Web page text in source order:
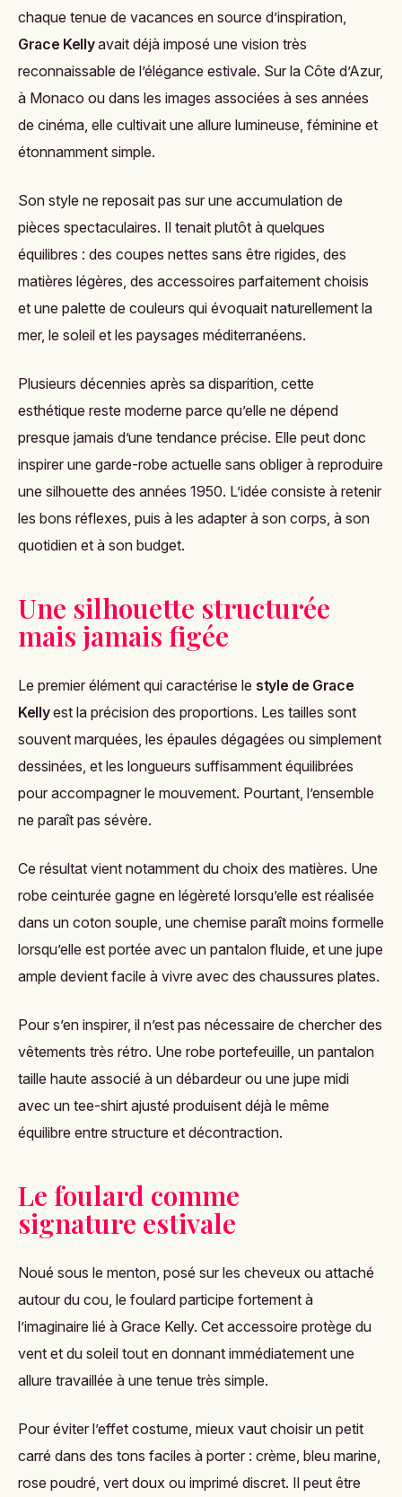
chaque tenue de vacances en source d’inspiration,
Grace Kellyavait déjà imposé une vision très
reconnaissable de l’élégance estivale. Sur la Côte d’Azur,
à Monaco ou dans les images associées à ses années
de cinéma, elle cultivait une allure lumineuse, féminine et
étonnamment simple.
Son style ne reposait pas sur une accumulation de
pièces spectaculaires. Il tenait plutôt à quelques
équilibres : des coupes nettes sans être rigides, des
matières légères, des accessoires parfaitement choisis
et une palette de couleurs qui évoquait naturellement la
mer, le soleil et les paysages méditerranéens.
Plusieurs décennies après sa disparition, cette
esthétique reste moderne parce qu’elle ne dépend
presque jamais d’une tendance précise. Elle peut donc
inspirer une garde-robe actuelle sans obliger à reproduire
une silhouette des années 1950. L’idée consiste à retenir
les bons réflexes, puis à les adapter à son corps, à son
quotidien et à son budget.
Une silhouette structurée
mais jamais figée
Le premier élément qui caractérise le style de Grace
Kellyest la précision des proportions. Les tailles sont
souvent marquées, les épaules dégagées ou simplement
dessinées, et les longueurs suffisamment équilibrées
pour accompagner le mouvement. Pourtant, l’ensemble
ne paraît pas sévère.
Ce résultat vient notamment du choix des matières. Une
robe ceinturée gagne en légèreté lorsqu’elle est réalisée
dans un coton souple, une chemise paraît moins formelle
lorsqu’elle est portée avec un pantalon fluide, et une jupe
ample devient facile à vivre avec des chaussures plates.
Pour s’en inspirer, il n’est pas nécessaire de chercher des
vêtements très rétro. Une robe portefeuille, un pantalon
taille haute associé à un débardeur ou une jupe midi
avec un tee-shirt ajusté produisent déjà le même
équilibre entre structure et décontraction.
Le foulard comme
signature estivale
Noué sous le menton, posé sur les cheveux ou attaché
autour du cou, le foulard participe fortement à
l’imaginaire lié à Grace Kelly. Cet accessoire protège du
vent et du soleil tout en donnant immédiatement une
allure travaillée à une tenue très simple.
Pour éviter l’effet costume, mieux vaut choisir un petit
carré dans des tons faciles à porter : crème, bleu marine,
rose poudré, vert doux ou imprimé discret. Il peut être